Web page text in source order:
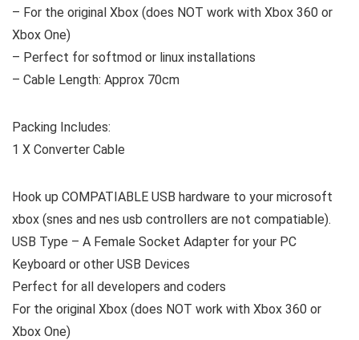
– For the original Xbox (does NOT work with Xbox 360 or
Xbox One)
– Perfect for softmod or linux installations
– Cable Length: Approx 70cm
Packing Includes:
1 X Converter Cable
Hook up COMPATIABLE USB hardware to your microsoft
xbox (snes and nes usb controllers are not compatiable).
USB Type – A Female Socket Adapter for your PC
Keyboard or other USB Devices
Perfect for all developers and coders
For the original Xbox (does NOT work with Xbox 360 or
Xbox One)